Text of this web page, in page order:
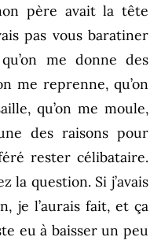
père avait la tête
pas vous baratiner
me donne des
me reprenne, qu’on
qu’on me moule,
des raisons pour
rester célibataire.
la question. Si j’avais
je l’aurais fait, et ça
eu à baisser un peu